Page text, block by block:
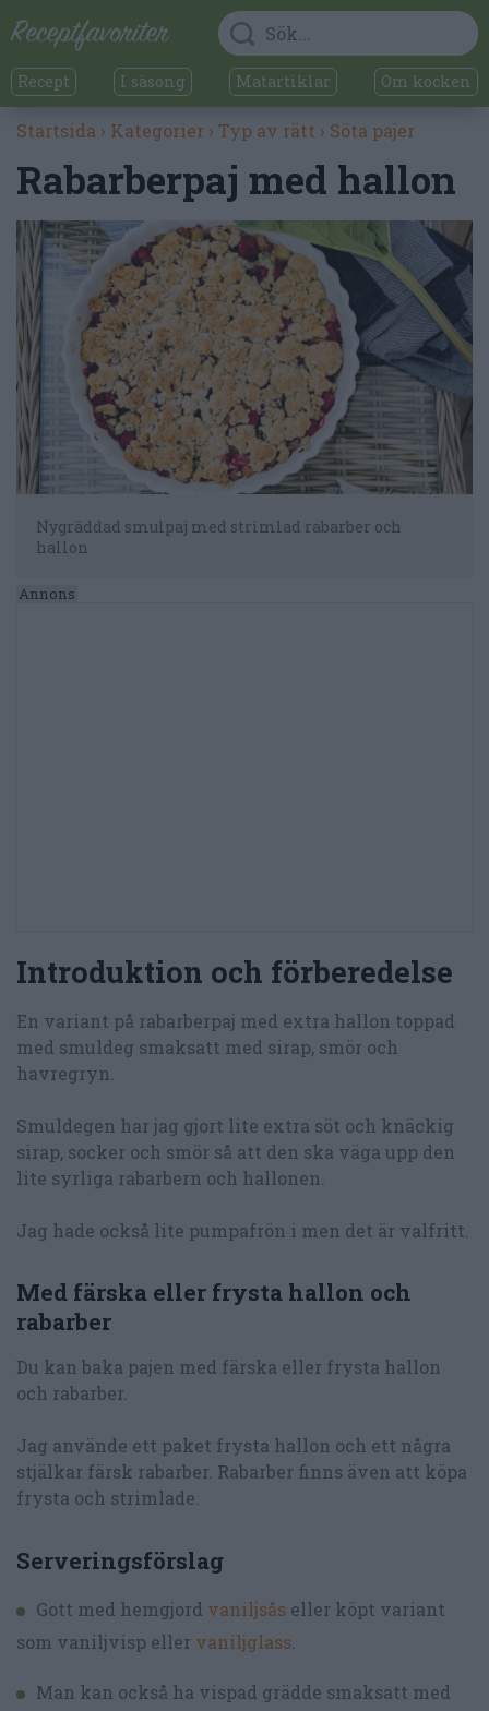
Recept I säsong Matartiklar Om kocken
Startsida › Kategorier › Typ av rätt › Söta pajer
Rabarberpaj med hallon
Nygräddad smulpaj med strimlad rabarber och
hallon
Introduktion och förberedelse
En variant på rabarberpaj med extra hallon toppad
med smuldeg smaksatt med sirap, smör och
havregryn.
Smuldegen har jag gjort lite extra söt och knäckig
sirap, socker och smör så att den ska väga upp den
lite syrliga rabarbern och hallonen.
Jag hade också lite pumpafrön i men det är valfritt.
Med färska eller frysta hallon och
rabarber
Du kan baka pajen med färska eller frysta hallon
och rabarber.
Jag använde ett paket frysta hallon och ett några
stjälkar färsk rabarber. Rabarber finns även att köpa
frysta och strimlade.
Serveringsförslag
Gott med hemgjord vaniljsås eller köpt variant
som vaniljvisp eller vaniljglass
Man kan också ha vispad grädde smaksatt med